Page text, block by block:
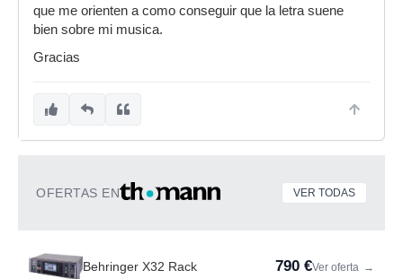
que me orienten a como conseguir que la letra suene
bien sobre mi musica.
Gracias
OFERTAS EN VER TODAS
Behringer X32 Rack 790 €Ver oferta →